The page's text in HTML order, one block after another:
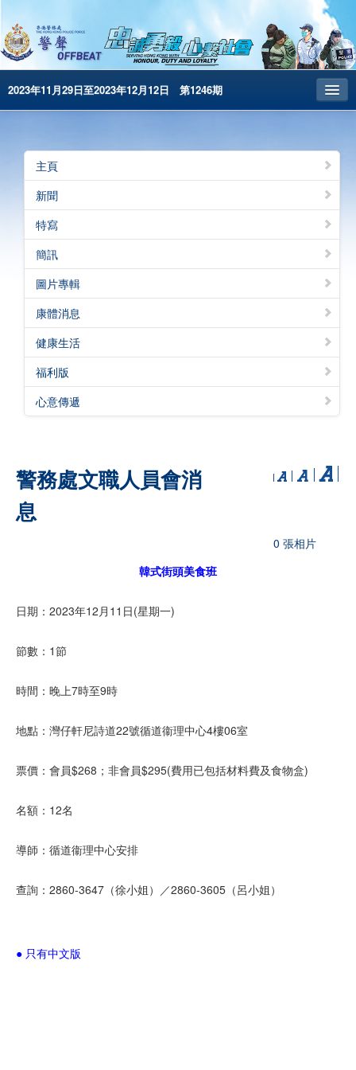
2023年11月29日至2023年12月12日 第1246期
昔日警聲
警務處主頁
简体版
English
電子書版
警聲特刊
主頁
新聞
特寫
簡訊
圖片專輯
康體消息
健康生活
福利版
心意傳遞
警務處文職人員會消
息
0 張相片
韓式街頭美食班
日期：2023年12月11日(星期一)
節數：1節
時間：晚上7時至9時
地點：灣仔軒尼詩道22號循道衞理中心4樓06室
票價：會員$268；非會員$295(費用已包括材料費及食物盒)
名額：12名
導師：循道衞理中心安排
查詢：2860-3647（徐小姐）／2860-3605（呂小姐）
● 只有中文版